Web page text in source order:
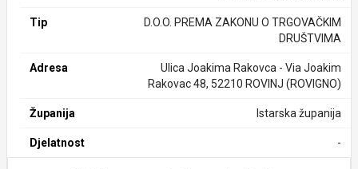
Tip
D.O.O. PREMA ZAKONU O TRGOVAČKIM
DRUŠTVIMA
Adresa
Ulica Joakima Rakovca - Via Joakim
Rakovac 48, 52210 ROVINJ (ROVIGNO)
Županija Istarska županija
Djelatnost -